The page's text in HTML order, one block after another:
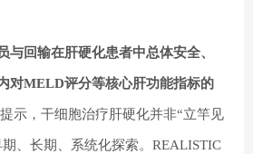
与回输在肝硬化患者中总体安全、
对MELD评分等核心肝功能指标的
示，干细胞治疗肝硬化并非“立竿见
、长期、系统化探索。REALISTIC